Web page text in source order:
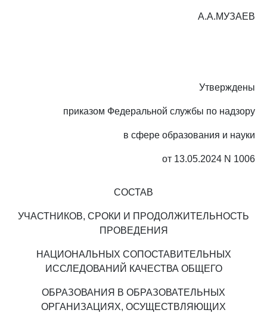
А.А.МУЗАЕВ
Утверждены
приказом Федеральной службы по надзору
в сфере образования и науки
от 13.05.2024 N 1006
СОСТАВ
УЧАСТНИКОВ, СРОКИ И ПРОДОЛЖИТЕЛЬНОСТЬ
ПРОВЕДЕНИЯ
НАЦИОНАЛЬНЫХ СОПОСТАВИТЕЛЬНЫХ
ИССЛЕДОВАНИЙ КАЧЕСТВА ОБЩЕГО
ОБРАЗОВАНИЯ В ОБРАЗОВАТЕЛЬНЫХ
ОРГАНИЗАЦИЯХ, ОСУЩЕСТВЛЯЮЩИХ